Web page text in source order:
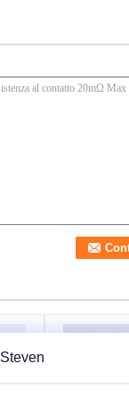
Steven